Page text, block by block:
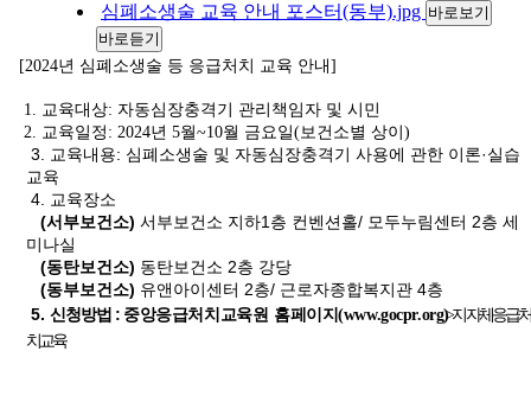
심폐소생술 교육 안내 포스터(동부).jpg 바로보기
바로듣기
[2024년 심폐소생술 등 응급처치 교육 안내]
1. 교육대상: 자동심장충격기 관리책임자 및 시민
2. 교육일정: 2024년 5월~10월 금요일(보건소별 상이)
3. 교육내용: 심폐소생술 및 자동심장충격기 사용에 관한 이론·실습
교육
4. 교육장소
(서부보건소) 서부보건소 지하1층 컨벤션홀/ 모두누림센터 2층 세
미나실
(동탄보건소) 동탄보건소 2층 강당
(동부보건소) 유앤아이센터 2층/ 근로자종합복지관 4층
5. 신청방법 : 중앙응급처치교육원 홈페이지(www.gocpr.org)>지자체응급처
치교육